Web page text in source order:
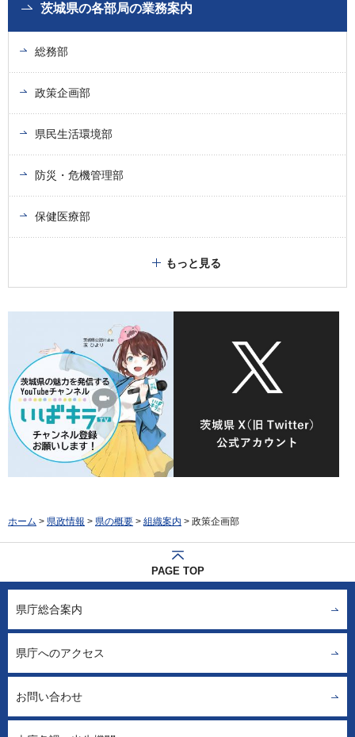
茨城県の各部局の業務案内
総務部
政策企画部
県民生活環境部
防災・危機管理部
保健医療部
もっと見る
ホーム > 県政情報 > 県の概要 > 組織案内 > 政策企画部
PAGE TOP
県庁総合案内
県庁へのアクセス
お問い合わせ